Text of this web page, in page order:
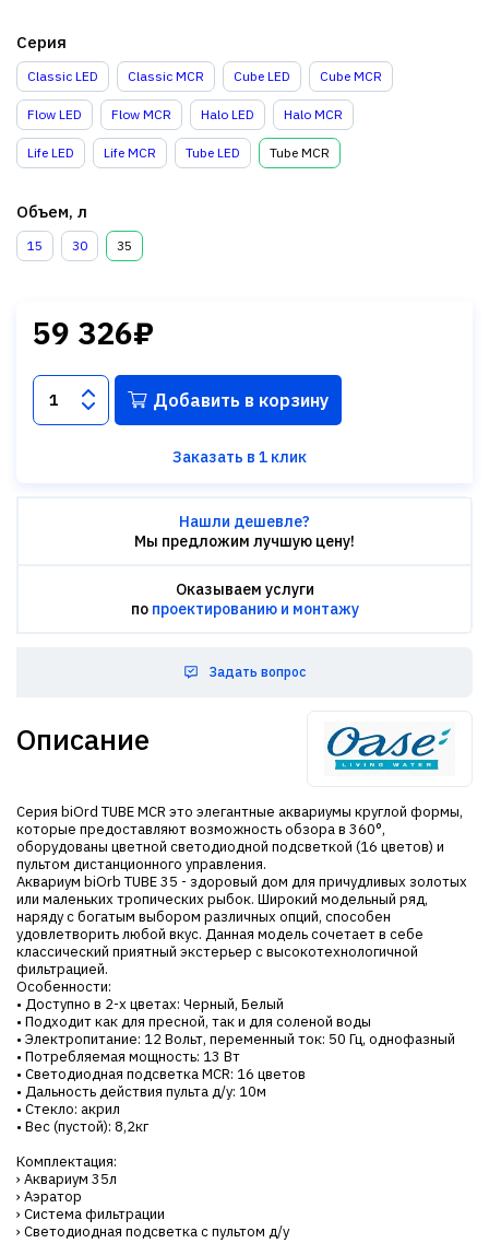
Серия
Classic LED Classic MCR Cube LED Cube MCR
Flow LED Flow MCR Halo LED Halo MCR
Life LED Life MCR Tube LED Tube MCR
Объем, л
15 30 35
59 326₽
Добавить в корзину
Заказать в 1 клик
Нашли дешевле?
Мы предложим лучшую цену!
Оказываем услуги
по проектированию и монтажу
Задать вопрос
Описание
Серия biOrd TUBE MCR это элегантные аквариумы круглой формы,
которые предоставляют возможность обзора в 360°,
оборудованы цветной светодиодной подсветкой (16 цветов) и
пультом дистанционного управления.
Аквариум biOrb TUBE 35 - здоровый дом для причудливых золотых
или маленьких тропических рыбок. Широкий модельный ряд,
наряду с богатым выбором различных опций, способен
удовлетворить любой вкус. Данная модель сочетает в себе
классический приятный экстерьер с высокотехнологичной
фильтрацией.
Особенности:
• Доступно в 2-х цветах: Черный, Белый
• Подходит как для пресной, так и для соленой воды
• Электропитание: 12 Вольт, переменный ток: 50 Гц, однофазный
• Потребляемая мощность: 13 Вт
• Светодиодная подсветка MCR: 16 цветов
• Дальность действия пульта д/у: 10м
• Стекло: акрил
• Вес (пустой): 8,2кг
Комплектация:
› Аквариум 35л
› Аэратор
› Система фильтрации
› Светодиодная подсветка с пультом д/у